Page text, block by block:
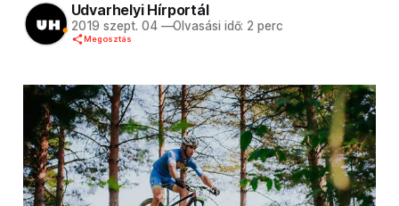
Udvarhelyi Hírportál
2019 szept. 04 —Olvasási idő: 2 perc
Megosztás